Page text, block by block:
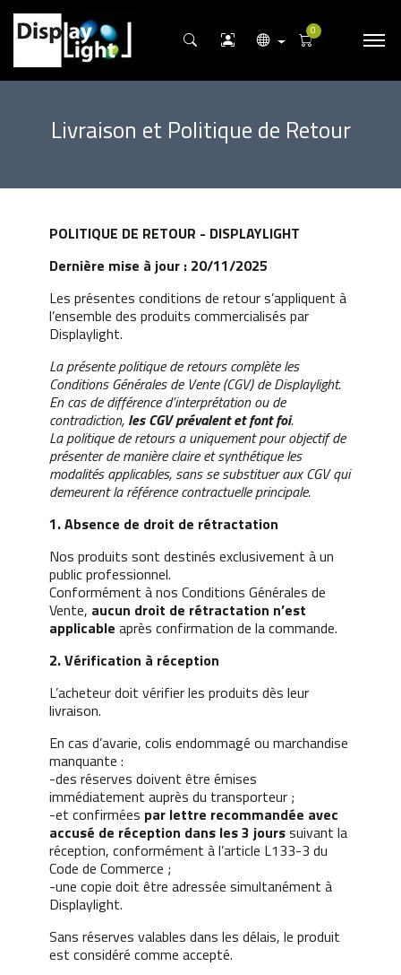
0
Livraison et Politique de Retour
POLITIQUE DE RETOUR - DISPLAYLIGHT
Dernière mise à jour : 20/11/2025
Les présentes conditions de retour s’appliquent à
l’ensemble des produits commercialisés par
Displaylight.
La présente politique de retours complète les
Conditions Générales de Vente (CGV) de Displaylight.
En cas de différence d’interprétation ou de
contradiction, les CGV prévalent et font foi.
La politique de retours a uniquement pour objectif de
présenter de manière claire et synthétique les
modalités applicables, sans se substituer aux CGV qui
demeurent la référence contractuelle principale.
1. Absence de droit de rétractation
Nos produits sont destinés exclusivement à un
public professionnel.
Conformément à nos Conditions Générales de
Vente, aucun droit de rétractation n’est
applicable après confirmation de la commande.
2. Vérification à réception
L’acheteur doit vérifier les produits dès leur
livraison.
En cas d’avarie, colis endommagé ou marchandise
manquante :
-des réserves doivent être émises
immédiatement auprès du transporteur ;
-et confirmées par lettre recommandée avec
accusé de réception dans les 3 jourssuivant la
réception, conformément à l’article L133-3 du
Code de Commerce ;
-une copie doit être adressée simultanément à
Displaylight.
Sans réserves valables dans les délais, le produit
est considéré comme accepté.